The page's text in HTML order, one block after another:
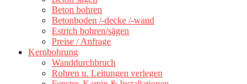
Beton bohren
Betonboden /-decke /-wand
Estrich bohren/sägen
Preise / Anfrage
Kernbohrung
Wanddurchbruch
Rohren u. Leitungen verlegen